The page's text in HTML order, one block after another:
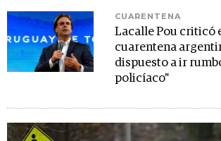
CUARENTENA
Lacalle Pou criticó
cuarentena
dispuesto a ir
policíaco"